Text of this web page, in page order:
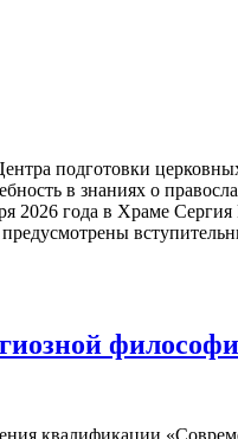
подготовки
в знаниях о
2026 года в Храме
квалификации